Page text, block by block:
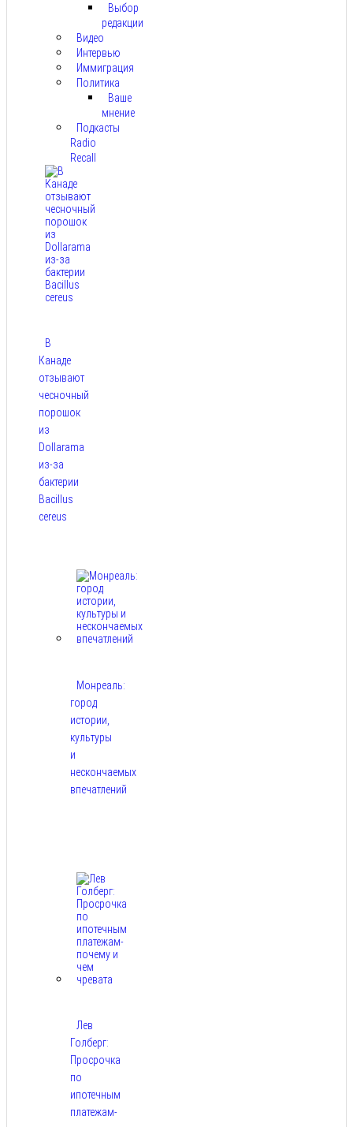
Выбор
редакции
Видео
Интервью
Иммиграция
Политика
Ваше
мнение
Подкасты
Radio
Recall
В
Канаде
отзывают
чесночный
порошок
из
Dollarama
из-за
бактерии
Bacillus
cereus
Монреаль:
город
истории,
культуры
и
нескончаемых
впечатлений
Лев
Голберг:
Просрочка
по
ипотечным
платежам-